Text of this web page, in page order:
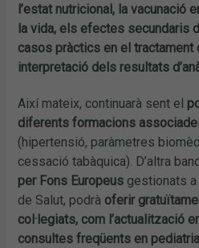
l’estat nutricional, la vacunació
la vida, els efectes secundaris
casos pràctics en el tractament
interpretació dels resultats
Així mateix, continuarà sent el
diferents formacions
(hipertensió, paràmetres
cessació tabàquica). D’altra
per Fons Europeus gestionats
de Salut, podrà oferir
col·legiats, com l’actualització
consultes freqüents en